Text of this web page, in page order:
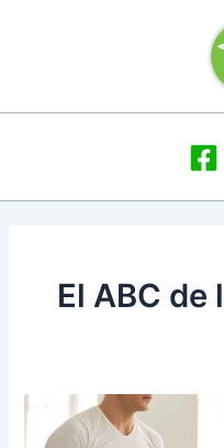
El ABC de
Libro